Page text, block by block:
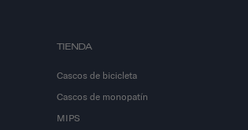
TIENDA
Cascos de bicicleta
Cascos de monopatín
MIPS